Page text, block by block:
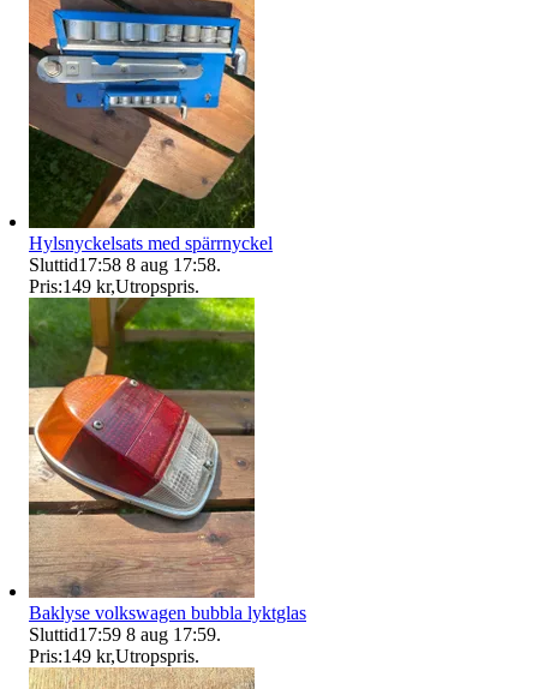
Hylsnyckelsats med spärrnyckel
Sluttid17:58 8 aug 17:58.
Pris:149 kr,Utropspris.
Baklyse volkswagen bubbla lyktglas
Sluttid17:59 8 aug 17:59.
Pris:149 kr,Utropspris.